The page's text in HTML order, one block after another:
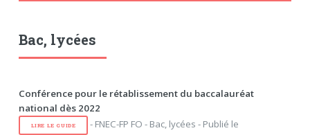
Bac, lycées
Conférence pour le rétablissement du baccalauréat
national dès 2022
LIRE LE GUIDE
- FNEC-FP FO - Bac, lycées - Publié le